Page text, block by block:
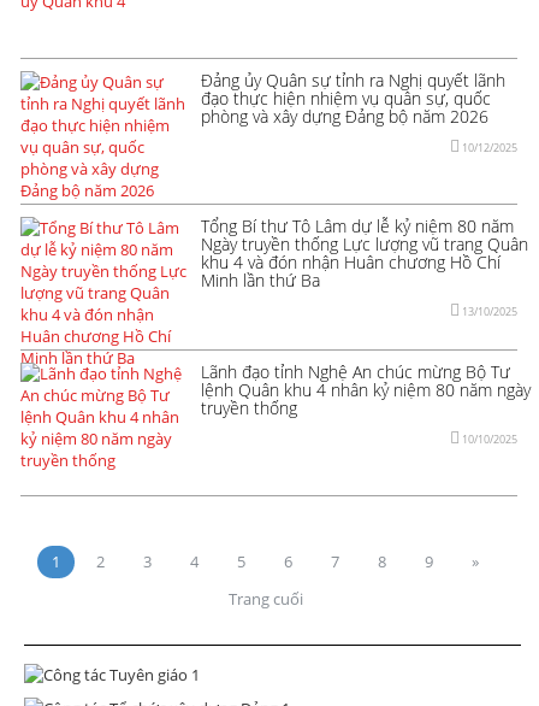
Đảng ủy Quân sự tỉnh ra Nghị quyết lãnh
đạo thực hiện nhiệm vụ quân sự, quốc
phòng và xây dựng Đảng bộ năm 2026
10/12/2025
Tổng Bí thư Tô Lâm dự lễ kỷ niệm 80 năm
Ngày truyền thống Lực lượng vũ trang Quân
khu 4 và đón nhận Huân chương Hồ Chí
Minh lần thứ Ba
13/10/2025
Lãnh đạo tỉnh Nghệ An chúc mừng Bộ Tư
lệnh Quân khu 4 nhân kỷ niệm 80 năm ngày
truyền thống
10/10/2025
1 2 3 4 5 6 7 8 9
»
Trang cuối